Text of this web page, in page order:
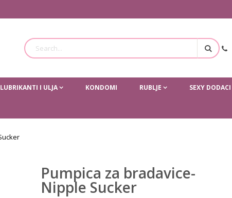
LUBRIKANTI I ULJA KONDOMI RUBLJE SEXY DODACI
Pumpica za bradavice-
Nipple Sucker